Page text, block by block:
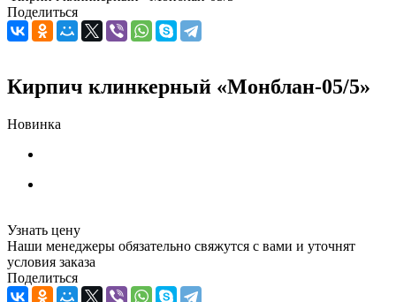
Поделиться
Кирпич клинкерный «Монблан-05/5»
Новинка
Узнать цену
Наши менеджеры обязательно свяжутся с вами и уточнят
условия заказа
Поделиться